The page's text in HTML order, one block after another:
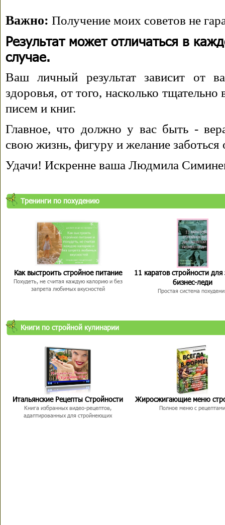
Важно: Получение моих советов не
Результат может отличаться в
случае.
Ваш личный результат зависит от
здоровья, от того, насколько
писем и книг.
Главное, что должно у вас быть -
свою жизнь, фигуру и желание заботься
Удачи! Искренне ваша Людмила
Тренинги по похудению
Как выстроить стройное питание
Похудеть, не считая каждую калорию и без
запрета любимых вкусностей
11 каратов стройности для
бизнес-леди
Простая система
Книги по стройной кулинарии
Итальянские Рецепты Стройности
Книга избранных видео-рецептов,
адаптированных для стройнеющих
Жиросжигающие меню
Полное меню с рецептами